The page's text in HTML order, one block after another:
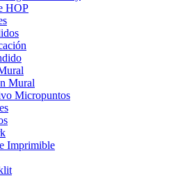
HOP
Mural
Micropuntos
Imprimible